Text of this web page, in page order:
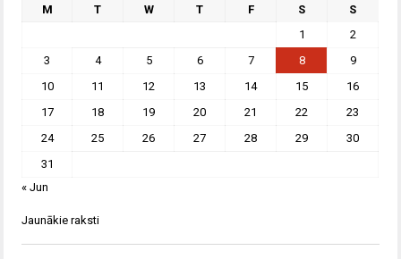
M T W T F S
S
1
2
3
4 5 6 7 8
9
10
11 12 13 14 15
16
17
18 19 20 21 22
23
24
25 26 27 28 29
30
31
« Jun
Jaunākie raksti